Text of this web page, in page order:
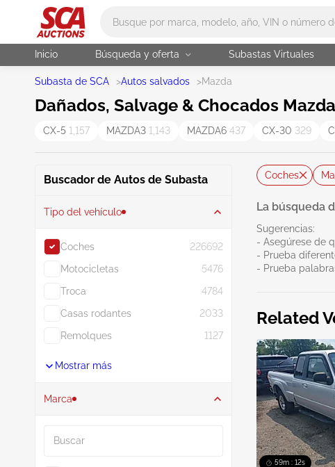
Inicio Búsqueda y oferta Subastas Virtuales
Subasta de SCA >Autos salvados >Mazda
Dañados, Salvage & Chocados
CX-5 1,157 MAZDA3 1,143 MAZDA6 437 CX-30 329
Buscador de Autos de Subasta
Tipo del vehículo
Coches
226692
Motocicletas
5476
Troca
4784
Casas rodantes
2033
Remolques
1127
Mostrar más
Marca
Coches
La búsqueda
Sugerencias:
- Asegúrese de
- Prueba
- Prueba
Related
59m : 11s